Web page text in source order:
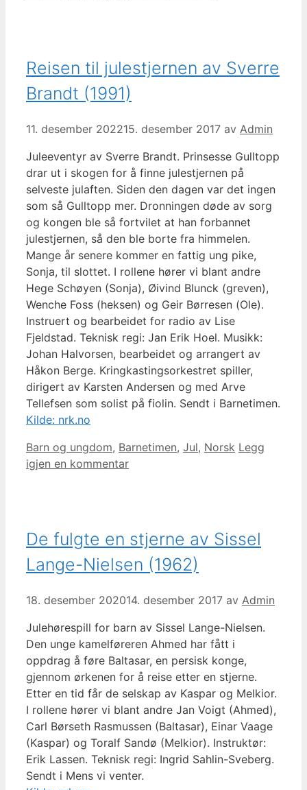
Reisen til julestjernen av Sverre
Brandt (1991)
11. desember 202215. desember 2017 av Admin
Juleeventyr av Sverre Brandt. Prinsesse Gulltopp
drar ut i skogen for å finne julestjernen på
selveste julaften. Siden den dagen var det ingen
som så Gulltopp mer. Dronningen døde av sorg
og kongen ble så fortvilet at han forbannet
julestjernen, så den ble borte fra himmelen.
Mange år senere kommer en fattig ung pike,
Sonja, til slottet. I rollene hører vi blant andre
Hege Schøyen (Sonja), Øivind Blunck (greven),
Wenche Foss (heksen) og Geir Børresen (Ole).
Instruert og bearbeidet for radio av Lise
Fjeldstad. Teknisk regi: Jan Erik Hoel. Musikk:
Johan Halvorsen, bearbeidet og arrangert av
Håkon Berge. Kringkastingsorkestret spiller,
dirigert av Karsten Andersen og med Arve
Tellefsen som solist på fiolin. Sendt i Barnetimen.
Kilde: nrk.no
Kategorier
Barn og ungdom, Barnetimen, Jul, Norsk Legg
igjen en kommentar
De fulgte en stjerne av Sissel
Lange-Nielsen (1962)
18. desember 202014. desember 2017 av Admin
Julehørespill for barn av Sissel Lange-Nielsen.
Den unge kamelføreren Ahmed har fått i
oppdrag å føre Baltasar, en persisk konge,
gjennom ørkenen for å reise etter en stjerne.
Etter en tid får de selskap av Kaspar og Melkior.
I rollene hører vi blant andre Jan Voigt (Ahmed),
Carl Børseth Rasmussen (Baltasar), Einar Vaage
(Kaspar) og Toralf Sandø (Melkior). Instruktør:
Erik Lassen. Teknisk regi: Ingrid Sahlin-Sveberg.
Sendt i Mens vi venter.